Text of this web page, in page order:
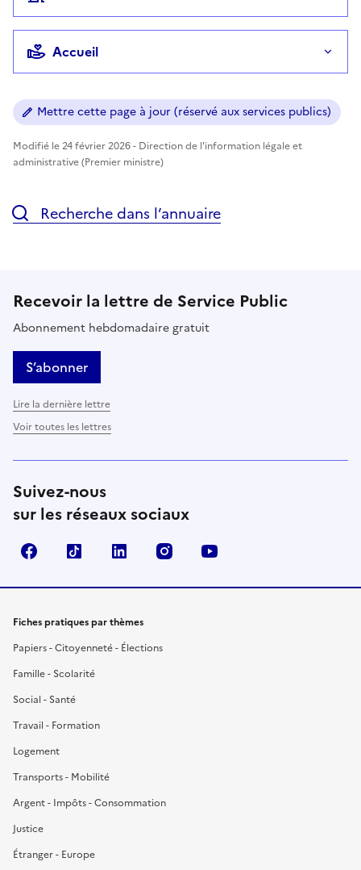
Accueil
Mettre cette page à jour (réservé aux services publics)
Modifié le 24 février 2026 - Direction de l'information légale et
administrative (Premier ministre)
Recherche dans l’annuaire
Recevoir la lettre de Service Public
Abonnement hebdomadaire gratuit
S’abonner
Lire la dernière lettre
Voir toutes les lettres
Suivez-nous
sur les réseaux sociaux
FacebookTikTok LinkedIn Instagram
Fiches pratiques par thèmes
Papiers - Citoyenneté - Élections
Famille - Scolarité
Social - Santé
Travail - Formation
Logement
Transports - Mobilité
Argent - Impôts - Consommation
Justice
Étranger - Europe